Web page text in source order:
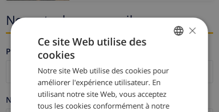
Nom et adresse e-mail
Prénom *
Nom de famille *
DUTCH
SPANISH
×
Ce site Web utilise des
cookies
Notre site Web utilise des cookies pour
améliorer l'expérience utilisateur. En
utilisant notre site Web, vous acceptez
tous les cookies conformément à notre